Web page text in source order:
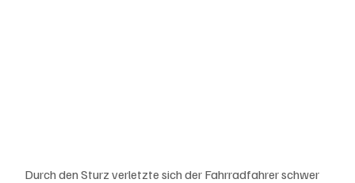
Durch den Sturz verletzte sich der Fahrradfahrer schwer